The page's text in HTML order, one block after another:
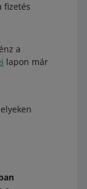
fizetés
a
lapon már